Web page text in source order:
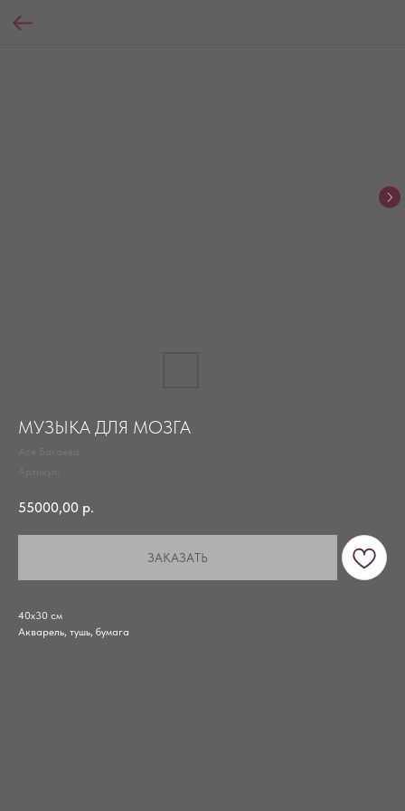
МУЗЫКА ДЛЯ МОЗГА
55000,00 р.
ЗАКАЗАТЬ
40х30 см
Акварель, тушь, бумага